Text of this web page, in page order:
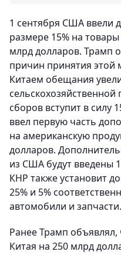
1 сентября США ввели
размере 15% на
млрд долларов. Трамп
причин принятия этой
Китаем обещания
сельскохозяйственной
сборов вступит в силу
ввел первую часть
на американскую
долларов.
из США будут введены
КНР также установит
25% и 5%
автомобили и запчасти.
Ранее Трамп объявлял,
Китая на 250 млрд